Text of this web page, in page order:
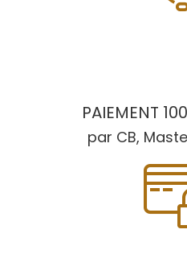
PAIEMENT
par CB,